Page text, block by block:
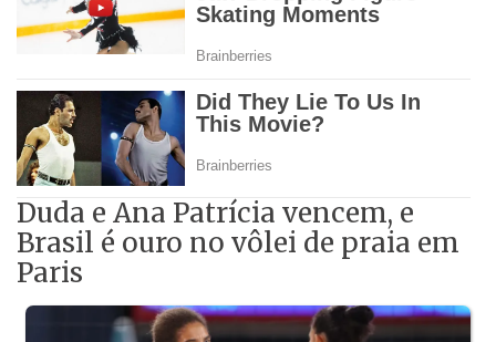
Duda e Ana Patrícia vencem, e
Brasil é ouro no vôlei de praia em
Paris